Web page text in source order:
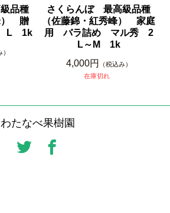
品種
） 贈
L 1k
）
さくらんぼ 最高級品種
（佐藤錦・紅秀峰） 家庭
用 バラ詰め マル秀 2
L～M 1k
4,000円
（税込み）
在庫切れ
わたなべ果樹園